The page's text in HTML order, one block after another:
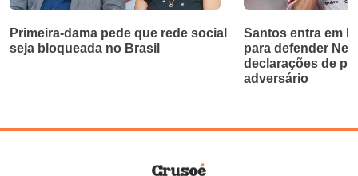
Primeira-dama pede que rede social
seja bloqueada no Brasil
Santos entra em
para defender
declarações de
adversário